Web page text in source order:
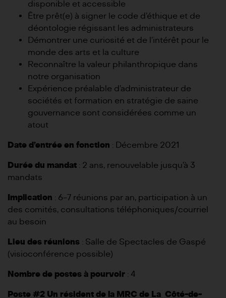
disponible et accessible
Être prêt(e) à signer le code d’éthique et de
déontologie régissant les administrateurs
Démontrer une curiosité et de l’intérêt pour le
monde des arts et la culture
Reconnaître la valeur philanthropique dans
notre organisation
Expérience préalable d’administrateur de
sociétés et formation en stratégie de saine
gouvernance sont considérées comme un
atout
Date d’entrée en fonction : Décembre 2021
Durée du mandat : 2 ans, renouvelable jusqu’à 3
mandats
Implication : 6-7 réunions par an, participation à un
des comités, consultations téléphoniques/courriel
au besoin
Lieu des réunions : Salle de Spectacles de Gaspé
(visioconférence possible)
Nombre de postes à pourvoir : 4
Poste #2 Un résident de la MRC de La Côté-de-